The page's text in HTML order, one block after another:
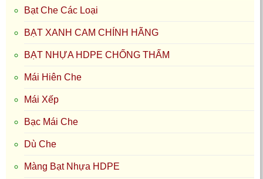
Bạt Che Các Loại
BẠT XANH CAM CHÍNH HÃNG
BẠT NHỰA HDPE CHỐNG THẤM
Mái Hiên Che
Mái Xếp
Bạc Mái Che
Dù Che
Màng Bạt Nhựa HDPE